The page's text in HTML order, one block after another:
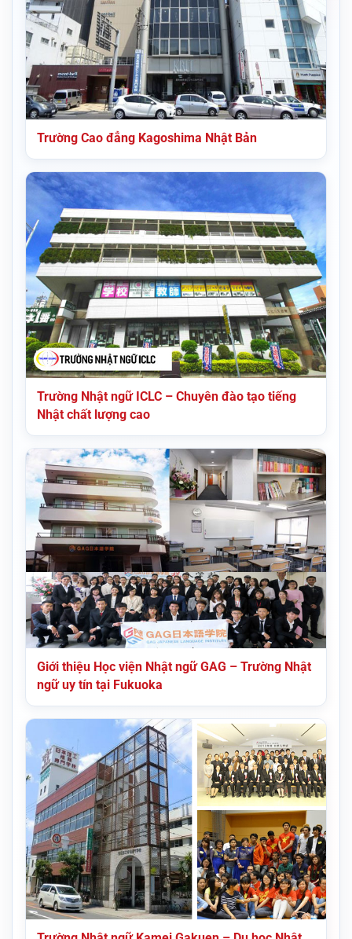
Trường Cao đẳng Kagoshima Nhật Bản
Trường Nhật ngữ ICLC – Chuyên đào tạo tiếng
Nhật chất lượng cao
Giới thiệu Học viện Nhật ngữ GAG – Trường Nhật
ngữ uy tín tại Fukuoka